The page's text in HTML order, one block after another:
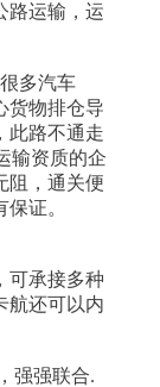
路运输，运
多汽车
货物排仓导
此路不通走
输资质的企
阻，通关便
证。
可承接多种
航还可以内
强强联合.